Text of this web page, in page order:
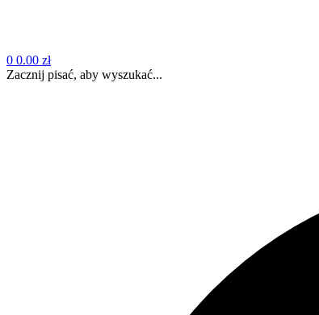
0 0.00 zł
Zacznij pisać, aby wyszukać...